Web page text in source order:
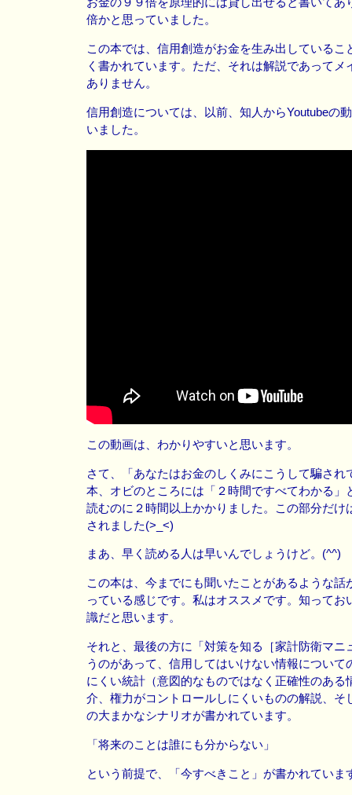
倍かと思っていました。
この本では、信用創造がお金を生み出しているこ
く書かれています。ただ、それは解説であってメ
ありません。
信用創造については、以前、知人からYoutubeの
いました。
この動画は、わかりやすいと思います。
さて、「あなたはお金のしくみにこうして騙され
本、オビのところには「２時間ですべてわかる」
読むのに２時間以上かかりました。この部分だけ
されました(>_<)
まあ、早く読める人は早いんでしょうけど。(^^)
この本は、今までにも聞いたことがあるような話
っている感じです。私はオススメです。知ってお
識だと思います。
それと、最後の方に「対策を知る［家計防衛マニ
うのがあって、信用してはいけない情報について
にくい統計（意図的なものではなく正確性のある
介、権力がコントロールしにくいものの解説、そ
の大まかなシナリオが書かれています。
「将来のことは誰にも分からない」
という前提で、「今すべきこと」が書かれていま